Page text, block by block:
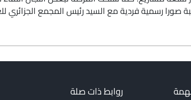
صورا رسمية فردية مع السيد رئيس المجمع الجزائري
روابط ذات صلة